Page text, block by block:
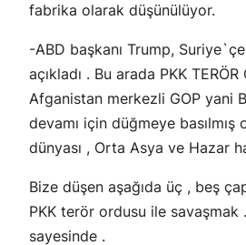
fabrika olarak düşünülüyor.
-ABD başkanı Trump,
açıkladı . Bu arada PKK
Afganistan merkezli GOP yani
devamı için düğmeye basılmış
dünyası , Orta Asya ve Hazar
Bize düşen aşağıda üç , beş
PKK terör ordusu ile savaşmak
sayesinde .